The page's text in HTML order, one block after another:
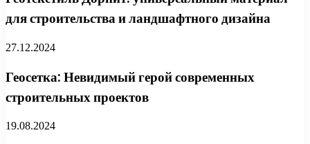
для строительства и ландшафтного дизайна
27.12.2024
Геосетка: Невидимый герой современных
строительных проектов
19.08.2024